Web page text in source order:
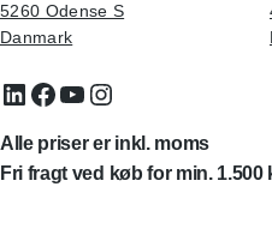
5260 Odense S
Danmark
LinkedIn Facebook YouTube Instagram
Alle priser er inkl. moms
Fri fragt ved køb for min. 1.500